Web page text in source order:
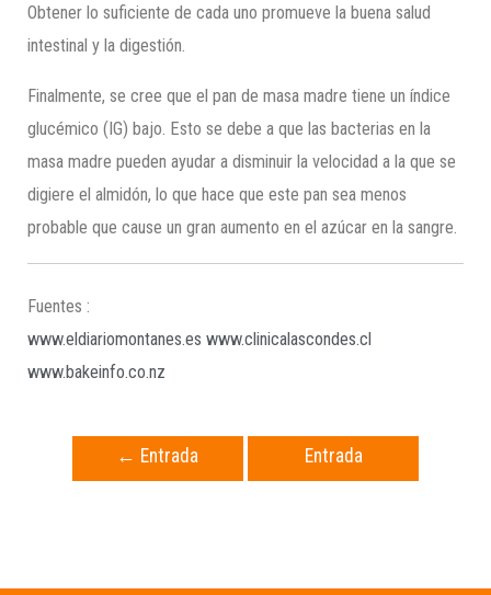
Obtener lo suficiente de cada uno promueve la buena salud
intestinal y la digestión.
Finalmente, se cree que el pan de masa madre tiene un índice
glucémico (IG) bajo. Esto se debe a que las bacterias en la
masa madre pueden ayudar a disminuir la velocidad a la que se
digiere el almidón, lo que hace que este pan sea menos
probable que cause un gran aumento en el azúcar en la sangre.
Fuentes :
www.eldiariomontanes.es www.clinicalascondes.cl
www.bakeinfo.co.nz
← Entrada
Entrada